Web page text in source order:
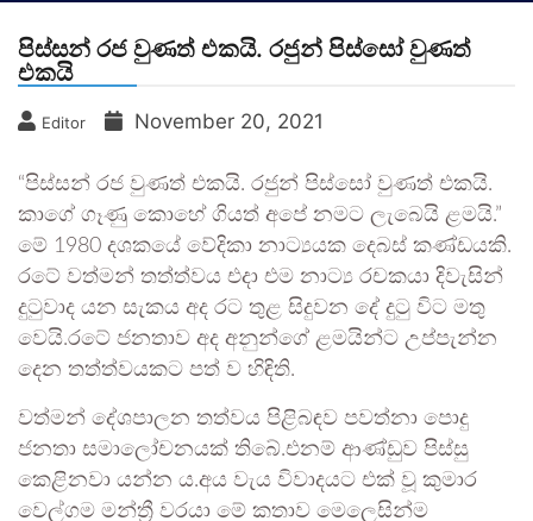
පිස්සන් රජ වුණත් එකයි. රජුන් පිස්සෝ වුණත්
එකයි
Editor November 20, 2021
“පිස්සන් රජ වුණත් එකයි. රජුන් පිස්සෝ වුණත් එකයි.
කාගේ ගෑණු කොහේ ගියත් අපේ නමට ලැබෙයි ළමයි.”
මේ 1980 දශකයේ වේදිකා නාට්‍යයක දෙබස් කණ්ඩයකි.
රටේ වත්මන් තත්ත්වය එදා එම නාට්‍ය රචකයා දිවැසින්
දුටුවාද යන සැකය අද රට තුළ සිදුවන දේ දුටු විට මතු
වෙයි.රටේ ජනතාව අද අනුන්ගේ ළමයින්ට උප්පැන්න
දෙන තත්ත්වයකට පත් ව හිඳිති.
වත්මන් දේශපාලන තත්වය පිළිබඳව පවත්නා පොදු
ජනතා සමාලෝචනයක් තිබේ.එනම් ආණ්ඩුව පිස්සු
කෙළිනවා යන්න ය.අය වැය විවාදයට එක් වූ කුමාර
වෙල්ගම මන්ත්‍රී වරයා මේ කතාව මෙලෙසින්ම